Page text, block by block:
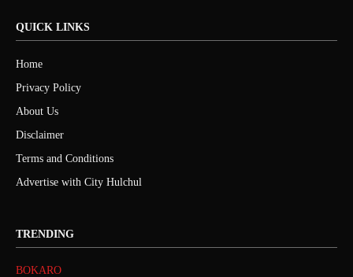
QUICK LINKS
Home
Privacy Policy
About Us
Disclaimer
Terms and Conditions
Advertise with City Hulchul
TRENDING
BOKARO